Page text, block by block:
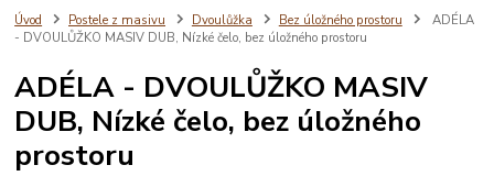
Úvod Postele z masivu Dvoulůžka Bez úložného prostoru
ADÉLA
- DVOULŮŽKO MASIV DUB, Nízké čelo, bez úložného prostoru
ADÉLA - DVOULŮŽKO MASIV
DUB, Nízké čelo, bez úložného
prostoru